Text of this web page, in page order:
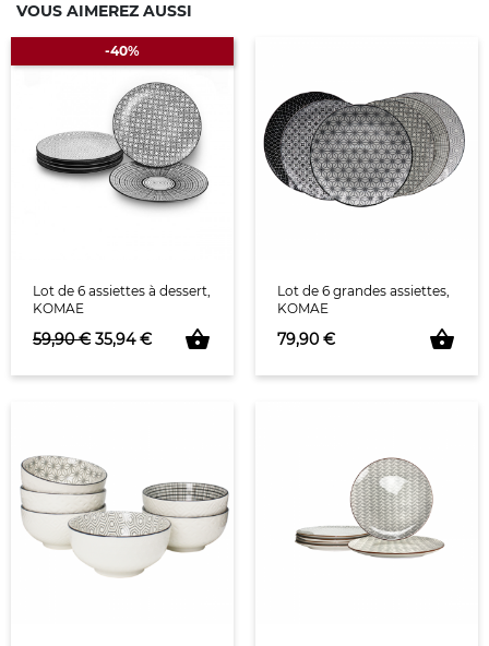
VOUS AIMEREZ AUSSI
Lot de 6 assiettes à dessert,
KOMAE
Prix de base
59,90 € Prix
35,94 € shopping_basket
-40%
Lot de 6 grandes assiettes,
KOMAE
Prix
79,90 € shopping_basket